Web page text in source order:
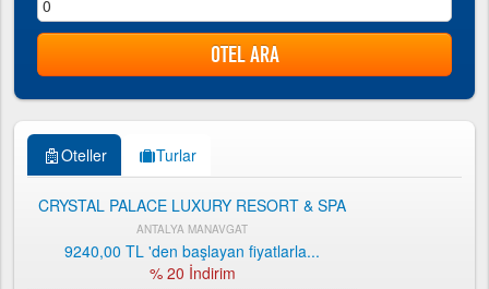
Oteller Turlar
CRYSTAL PALACE LUXURY RESORT & SPA
ANTALYA MANAVGAT
9240,00 TL 'den başlayan fiyatlarla...
% 20 İndirim